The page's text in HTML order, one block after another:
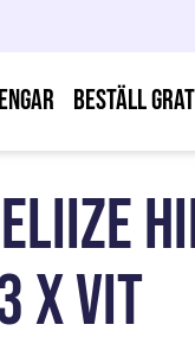
Beställ
X VIT